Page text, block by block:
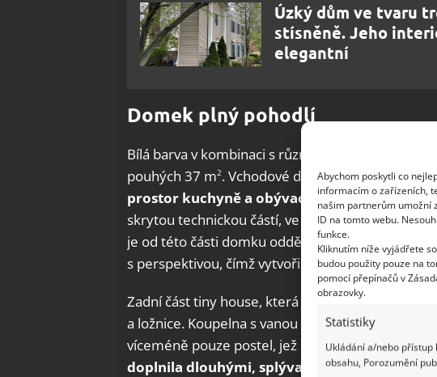
Abychom poskytli co
informacím o zařízeních,
našim partnerům umožní
ID na tomto webu.
funkce.
Kliknutím níže vyjádřete
budou použity pouze na
pomocí přepínačů v
obrazovky.
Statistiky
Ukládání a/nebo
obsahu, Porozumění
Úzký dům ve tvaru
stísněně. Jeho
elegantní
Domek plný pohodlí
Bílá barva v kombinaci s různými druhy dřeva
pouhých 37 m2. Vchodové dveře z verandy ústí
prostor kuchyně a obývacího pokoje. Pokoj
skrytou technickou částí, ve které má rodina
je od této části domku oddělený pokoj Jorinina
s perspektivou, čímž vytvořila pro syna i dost
Zadní část tiny house, která je přístupná ze
a ložnice. Koupelna s vanou a toaletou poskytuje
víceméně pouze postel, jež se táhne od stěny ke
doplnila dlouhými, splývavými záclonami,